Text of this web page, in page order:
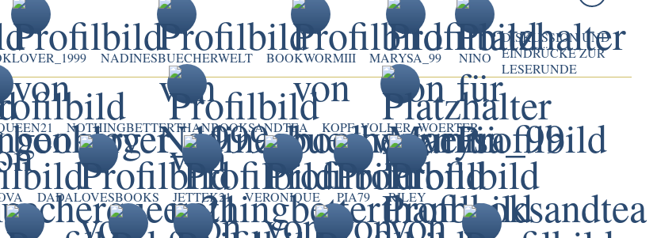
NADINESBUECHERWELT BOOKWORMIII MARYSA_99 NINO
NOTHINGBETTERTHANBOOKSANDTEA KOPF_VOLLER_WOERTER
DADALOVESBOOKS JETTEK21 VERONIQUE PIA79 RILEY
DISKUSSION UND
EINDRÜCKE ZUR
LESERUNDE